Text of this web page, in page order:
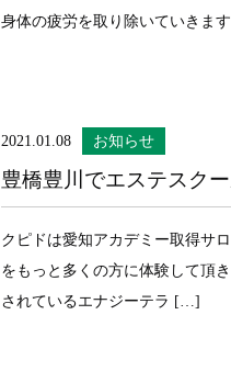
身体の疲労を取り除いていきま
2021.01.08 お知らせ
豊橋豊川でエステスク
クピドは愛知アカデミー取得サ
をもっと多くの方に体験して頂
されているエナジーテラ […]